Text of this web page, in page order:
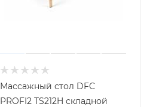
Массажный стол DFC
PROFI2 TS212H складной